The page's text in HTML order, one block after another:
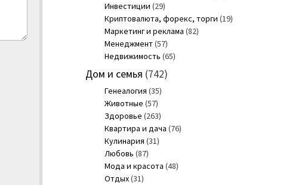
Инвестиции (29)
Криптовалюта, форекс, торги (19)
Маркетинг и реклама (82)
Менеджмент(57)
Недвижимость (65)
Дом и семья (742)
Генеалогия (35)
Животные (57)
Здоровье (263)
Квартира и дача (76)
Кулинария (31)
Любовь (87)
Мода и красота (48)
Отдых(31)